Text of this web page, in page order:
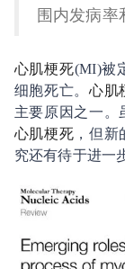
围内发病率
心肌梗死(MI)被
细胞死亡。心肌
主要原因之一。
心肌梗死 ，但新
究还有待于进一